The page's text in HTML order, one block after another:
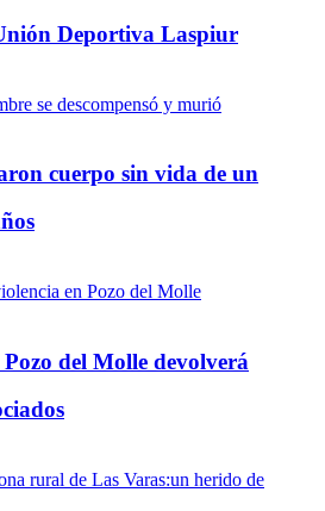
Deportiva Laspiur
cuerpo sin vida de un
del Molle devolverá